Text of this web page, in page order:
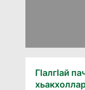
ГIалгIай